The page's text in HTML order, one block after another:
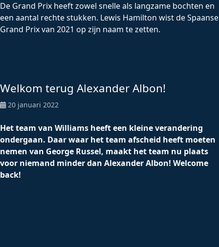
De Grand Prix heeft zowel snelle als langzame bochten en
een aantal rechte stukken. Lewis Hamilton wist de Spaanse
Grand Prix van 2021 op zijn naam te zetten.
Welkom terug Alexander Albon!
20 januari 2022
Het team van Williams heeft een kleine verandering
ondergaan. Daar waar het team afscheid heeft moeten
nemen van George Russel, maakt het team nu plaats
voor niemand minder dan Alexander Albon! Welcome
back!